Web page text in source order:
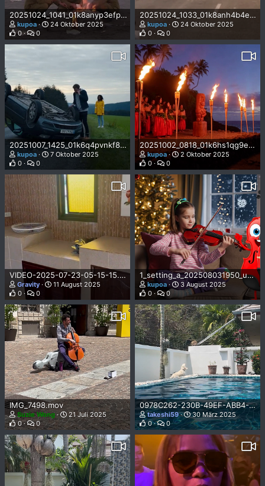
20251024_1041_01k8anyp3efphv2wyxz9t6rzvt.mp4
kupoa
24 Oktober 2025
0
0
20251024_1033_01k8anh4b4er3tc33y6g73nx73.mp4
kupoa
24 Oktober 2025
0
0
20251007_1425_01k6q4pvnkf8dswredhqmx7226.mp4
kupoa
7 Oktober 2025
0
0
20251002_0818_01k6hs1qg9e87bpdgfc2h7b28g.mp4
kupoa
2 Oktober 2025
0
0
VIDEO-2025-07-23-05-15-15.mp4
Gravity
11 August 2025
0
0
1_setting_a_202508031950_uw95z.mp4
kupoa
3 August 2025
0
0
IMG_7498.mov
Suzie Wong
21 Juli 2025
0
0
0978C262-230B-49EF-ABB4-9A7DA0A970C6.MOV
takeshi59
30 März 2025
0
0